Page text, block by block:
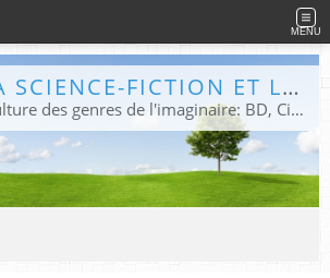
MENU
SITE SUR LA SCIENCE-FICTION ET LE FANTASTIQUE
Site sur toute la culture des genres de l'imaginaire: BD, Cinéma, Livre, Jeux, Théâtre. Présent dans les principaux festivals de film fantastique e de science-fiction, salons et conventions.